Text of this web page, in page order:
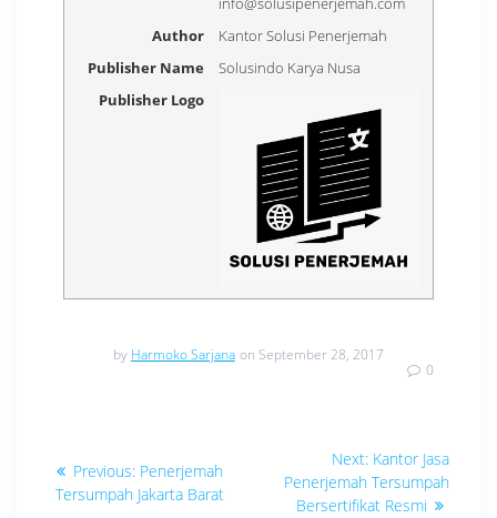
Author
Kantor Solusi Penerjemah
Publisher Name
Solusindo Karya Nusa
Publisher Logo
by Harmoko Sarjana on September 28, 2017
0
pos
Previous: Previous
post:
Penerjemah
Tersumpah Jakarta Barat
Next: Next
post:
Kantor Jasa
Penerjemah Tersumpah
Bersertifikat Resmi